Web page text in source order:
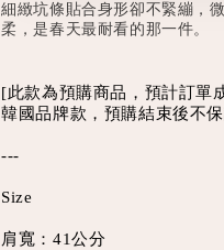
細緻坑條貼合身形卻不緊繃，
柔，是春天最耐看的那一件。
[此款為預購商品，預計訂單
韓國品牌款，預購結束後不
---
Size
肩寬：41公分